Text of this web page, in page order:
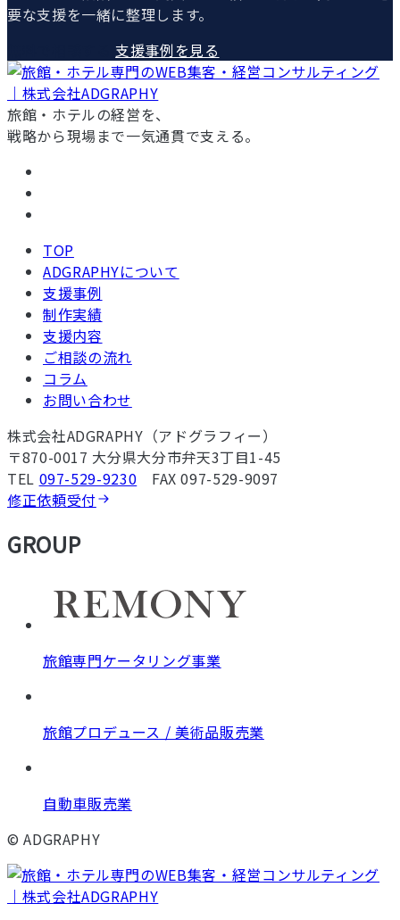
要な支援を一緒に整理します。
支援事例を見る
旅館・ホテルの経営を、
戦略から現場まで一気通貫で支える。
TOP
ADGRAPHYについて
支援事例
制作実績
支援内容
ご相談の流れ
コラム
お問い合わせ
株式会社ADGRAPHY（アドグラフィー）
〒870-0017 大分県大分市弁天3丁目1-45
TEL 097-529-9230 FAX 097-529-9097
修正依頼受付
GROUP
旅館専門ケータリング事業
旅館プロデュース / 美術品販売業
自動車販売業
© ADGRAPHY